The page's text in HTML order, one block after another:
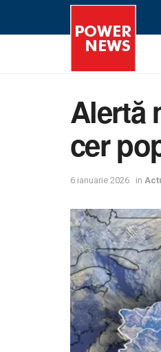
Alertă
cer
6 ianuarie 2026 in